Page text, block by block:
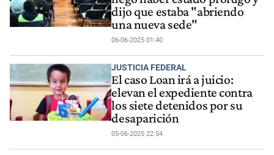
dijo que estaba "abriendo
una nueva sede"
06-06-2025 01:40
JUSTICIA FEDERAL
El caso Loan irá a juicio:
elevan el expediente contra
los siete detenidos por su
desaparición
05-06-2025 22:54